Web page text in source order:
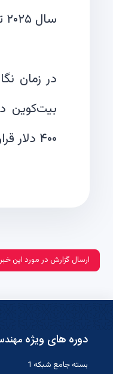
در زمان
۴۰۰ دلار قرار دارد.
ارسال گزارش در مورد این خبر
دوره های ویژه
بسته جامع شبکه 1